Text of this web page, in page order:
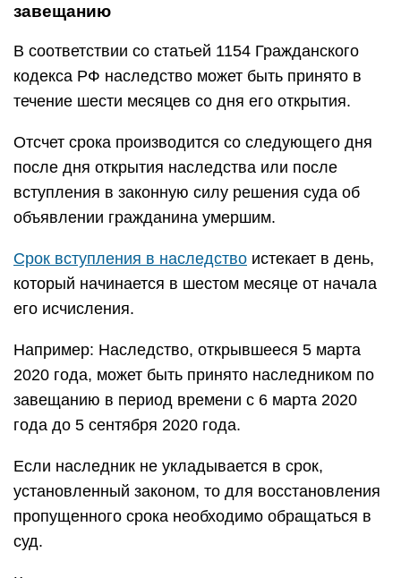
завещанию
В соответствии со статьей 1154 Гражданского
кодекса РФ наследство может быть принято в
течение шести месяцев со дня его открытия.
Отсчет срока производится со следующего дня
после дня открытия наследства или после
вступления в законную силу решения суда об
объявлении гражданина умершим.
Срок вступления в наследство истекает в день,
который начинается в шестом месяце от начала
его исчисления.
Например: Наследство, открывшееся 5 марта
2020 года, может быть принято наследником по
завещанию в период времени с 6 марта 2020
года до 5 сентября 2020 года.
Если наследник не укладывается в срок,
установленный законом, то для восстановления
пропущенного срока необходимо обращаться в
суд.